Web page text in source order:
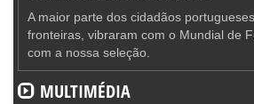
A maior parte dos cidadãos
fronteiras, vibraram com o Mundial de
com a nossa seleção.
MULTIMÉDIA